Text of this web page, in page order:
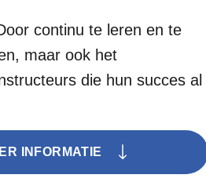
continu te leren en te
maar ook het
die hun succes al
INFORMATIE